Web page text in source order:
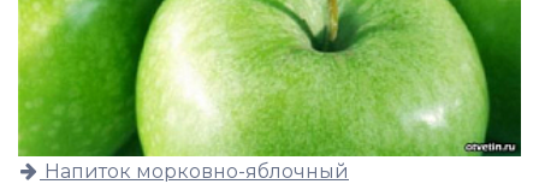
Напиток морковно-яблочный